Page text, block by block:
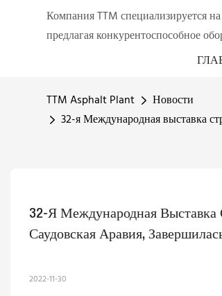
Компания TTM специализируется
предлагая конкурентоспособное
TTM Asphalt Plant
Новости
32-я Международная выставка
32-Я Международная Выставка
Саудовская Аравия,
2022-11-30